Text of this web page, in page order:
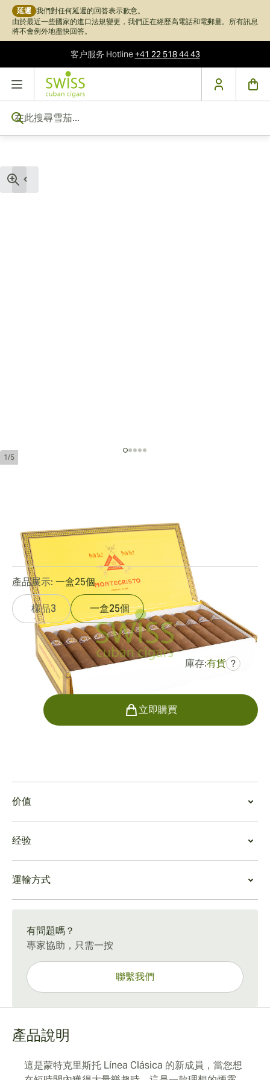
延遲 我們對任何延遲的回答表示歉意。
由於最近一些國家的進口法規變更，我們正在經歷高電話和電郵量。所有訊息
將不會例外地盡快回答。
客户服务 Hotline+41 22 518 44 43
1/5
長度:120 mm / 4.7 英寸
點評
HK$1,896.65
庫存:有貨 ?
產品展示: 一盒25個
樣品3 一盒25個
立即購買
小2號具有光滑油膩的感覺，其包裝接近完美，接縫緊
密，只有很少的紋理。其金棕色科羅拉多茄衣包裹牢固，
黎明前，這支棍子有強烈的雪松味。 小2號在前三分之一
處表現出強烈的花香和胡椒味，點燃後會產生大量芳香煙
霧。
奶油味。
到了第二個三分之一時，甜味就消失了，取而代之的是肉
荳蔻和麵包等味道，強度和酒體中等至飽滿。在最後三分
之一處，木香隨著甜美的後腦勺和減弱的強度而擴大。
价值
憑藉華麗的新樂隊和強烈、令人滿意的吸煙體驗，這是一
款出色的全能雪茄，特別是對於那些喜歡同一雪茄較短版
本——蒙特克里斯托2號的人來說。由於它具有油膩的包
裝和濃鬱的胡椒和雪松風味，因此它可以在雪茄盒中很好
地陳化。
经验
如果您喜歡蒙特克里斯托 2 號，您一定會喜歡經典版的較
短版本 –小2號。 與您在全 長2號中享受的相同花香木
運輸方式
有問題嗎？
專家協助，只需一按
聯繫我們
產品說明
這是蒙特克里斯托 Línea Clásica 的新成員，當您想